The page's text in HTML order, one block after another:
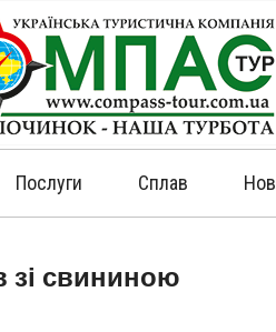
Послуги Сплав
зі свининою